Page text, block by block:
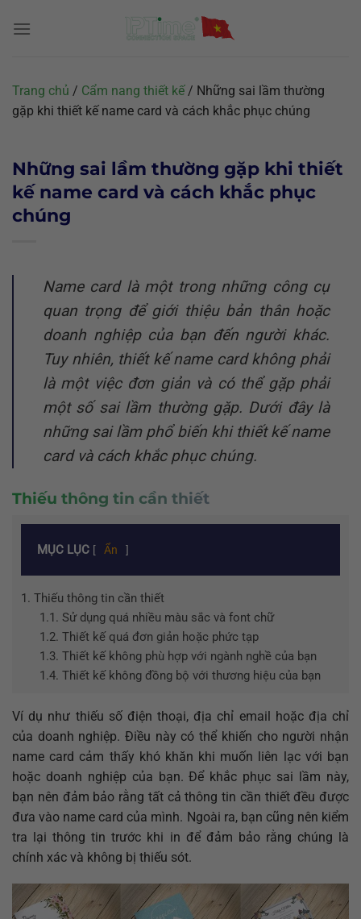
đến
Trang chủ / Cẩm nang thiết kế/ Những sai lầm thường
gặp khi thiết kế name card và cách khắc phục chúng
Những sai lầm thường gặp khi thiết
kế name card và cách khắc phục
chúng
Name card là một trong những công cụ
quan trọng để giới thiệu bản thân hoặc
doanh nghiệp của bạn đến người khác.
Tuy nhiên, thiết kế name card không phải
là một việc đơn giản và có thể gặp phải
một số sai lầm thường gặp. Dưới đây là
những sai lầm phổ biến khi thiết kế name
card và cách khắc phục chúng.
Thiếu thông tin cần thiết
MỤC LỤC [ Ẩn ]
1. Thiếu thông tin cần thiết
1.1. Sử dụng quá nhiều màu sắc và font chữ
1.2. Thiết kế quá đơn giản hoặc phức tạp
1.3. Thiết kế không phù hợp với ngành nghề của bạn
1.4. Thiết kế không đồng bộ với thương hiệu của bạn
Ví dụ như thiếu số điện thoại, địa chỉ email hoặc địa chỉ
của doanh nghiệp. Điều này có thể khiến cho người nhận
name card cảm thấy khó khăn khi muốn liên lạc với bạn
hoặc doanh nghiệp của bạn. Để khắc phục sai lầm này,
bạn nên đảm bảo rằng tất cả thông tin cần thiết đều được
đưa vào name card của mình. Ngoài ra, bạn cũng nên kiểm
tra lại thông tin trước khi in để đảm bảo rằng chúng là
chính xác và không bị thiếu sót.